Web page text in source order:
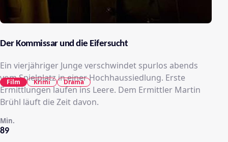
Der Kommissar und die Eifersucht
Ein vierjähriger Junge verschwindet spurlos abends
vom Spielplatz in einer Hochhaussiedlung. Erste
Ermittlungen laufen ins Leere. Dem Ermittler Martin
Brühl läuft die Zeit davon.
89
Min.
Film Krimi Drama